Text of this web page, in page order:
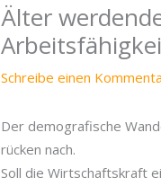
Älter
Schreibe einen
Der demografische
rücken nach.
Soll die Wirtschaftskraft